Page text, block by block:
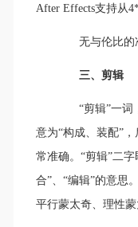
After Effects支持从
无与伦比的准
三、剪辑
“剪辑”一词，
意为“构成、装配”
常准确。“剪辑”二
合”、“编辑”的意思
平行蒙太奇、理性